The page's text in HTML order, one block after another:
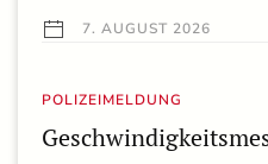
7. AUGUST 2026
POLIZEIMELDUNG